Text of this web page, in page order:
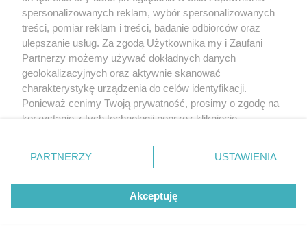
spersonalizowanych reklam, wybór spersonalizowanych
treści, pomiar reklam i treści, badanie odbiorców oraz
ulepszanie usług. Za zgodą Użytkownika my i Zaufani
Partnerzy możemy używać dokładnych danych
geolokalizacyjnych oraz aktywnie skanować
charakterystykę urządzenia do celów identyfikacji.
Ponieważ cenimy Twoją prywatność, prosimy o zgodę na
korzystanie z tych technologii poprzez kliknięcie
zmienić/wycofać klikając przycisk ustawień prywatności
znajdujący się w lewym dolnym rogu strony
rodzaje przetwarzania danych nie wymagają zgody
użytkownika, ale masz prawo sprzeciwić się takiemu
przetwarzaniu. Preferencje będą miały zastosowanie tylko
PARTNERZY USTAWIENIA
Akceptuję